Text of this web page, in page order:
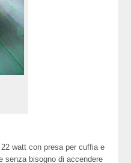
watt con presa per cuffia e
senza bisogno di accendere